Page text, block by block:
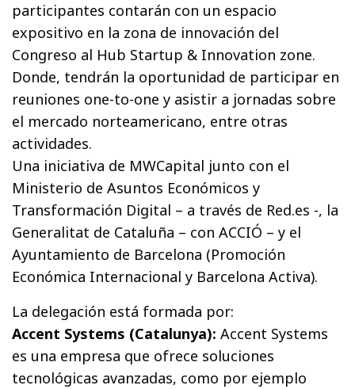
participantes contarán con un espacio
expositivo en la zona de innovación del
Congreso al Hub Startup & Innovation zone.
Donde, tendrán la oportunidad de participar en
reuniones one-to-one y asistir a jornadas sobre
el mercado norteamericano, entre otras
actividades.
Una iniciativa de MWCapital junto con el
Ministerio de Asuntos Económicos y
Transformación Digital – a través de Red.es -, la
Generalitat de Cataluña – con ACCIÓ – y el
Ayuntamiento de Barcelona (Promoción
Económica Internacional y Barcelona Activa).
La delegación está formada por:
Accent Systems (Catalunya): Accent Systems
es una empresa que ofrece soluciones
tecnológicas avanzadas, como por ejemplo